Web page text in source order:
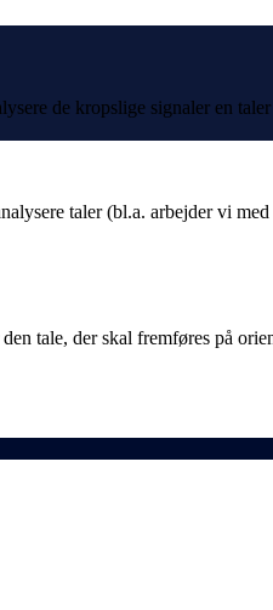
de kropslige signaler en
taler (bl.a. arbejder vi
tale, der skal fremføres på